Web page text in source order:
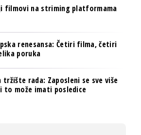
filmovi na striming platformama
renesansa: Četiri filma, četiri
poruka
tržište rada: Zaposleni se sve više
to može imati posledice